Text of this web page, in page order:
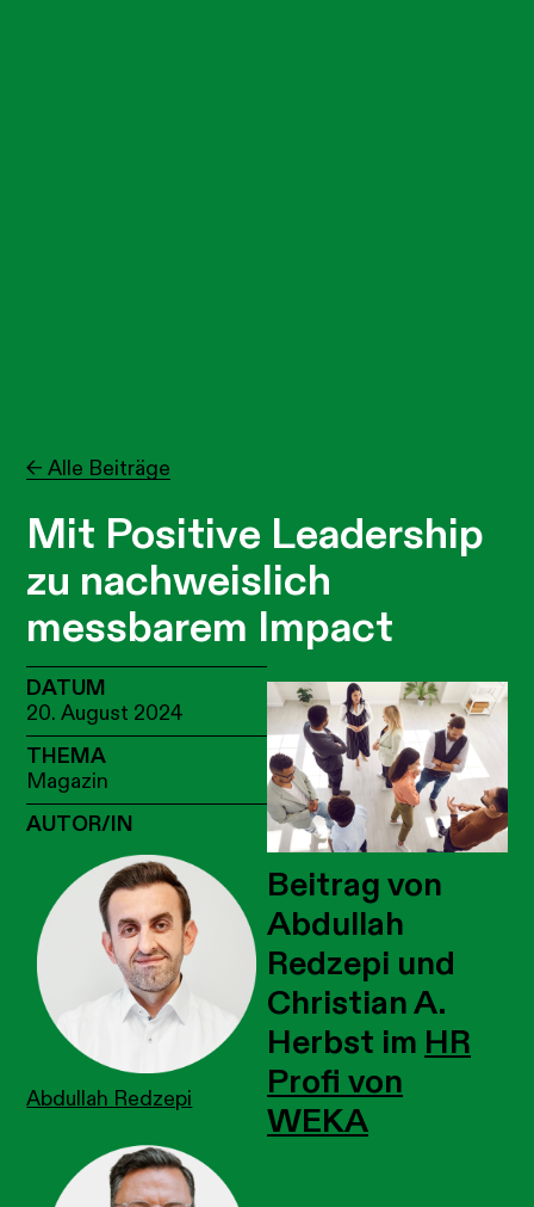
← Alle Beiträge
Mit Positive Leadership
zu nachweislich
messbarem Impact
DATUM
20. August 2024
THEMA
Magazin
AUTOR/IN
Abdullah Redzepi
Beitrag von
Abdullah
Redzepi und
Christian A.
Herbst im HR
Profi von
WEKA